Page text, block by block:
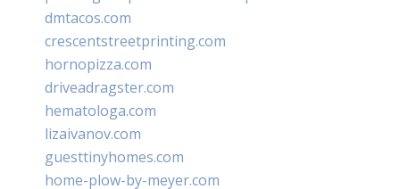
dmtacos.com
crescentstreetprinting.com
hornopizza.com
driveadragster.com
hematologa.com
lizaivanov.com
guesttinyhomes.com
home-plow-by-meyer.com